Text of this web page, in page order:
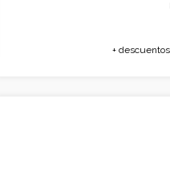
+ descuentos